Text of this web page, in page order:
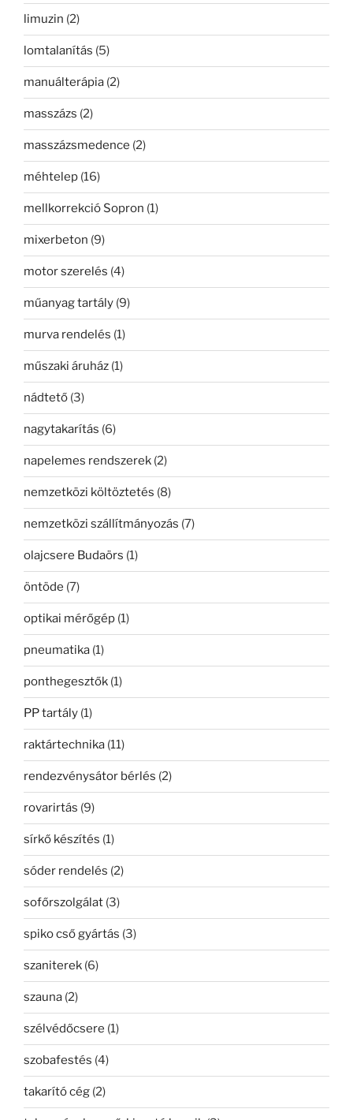
limuzin (2)
lomtalanítás (5)
manuálterápia (2)
masszázs (2)
masszázsmedence (2)
méhtelep (16)
mellkorrekció Sopron (1)
mixerbeton (9)
motor szerelés (4)
műanyag tartály (9)
murva rendelés (1)
műszaki áruház (1)
nádtető (3)
nagytakarítás (6)
napelemes rendszerek (2)
nemzetközi költöztetés (8)
nemzetközi szállítmányozás (7)
olajcsere Budaörs (1)
öntöde (7)
optikai mérőgép (1)
pneumatika (1)
ponthegesztők (1)
PP tartály (1)
raktártechnika (11)
rendezvénysátor bérlés (2)
rovarirtás (9)
sírkő készítés (1)
sóder rendelés (2)
sofőrszolgálat (3)
spiko cső gyártás (3)
szaniterek (6)
szauna (2)
szélvédőcsere (1)
szobafestés (4)
takarító cég (2)